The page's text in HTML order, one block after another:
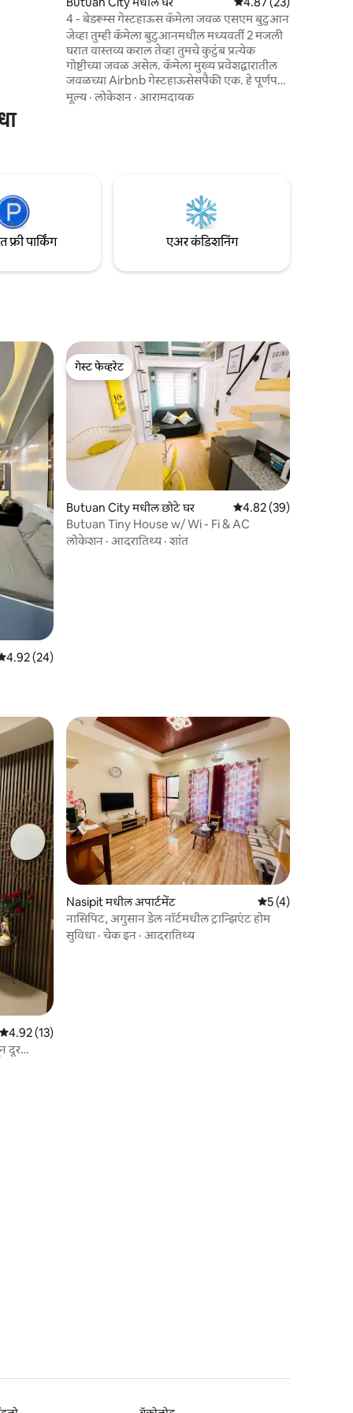
4 - बेडरूम्स गेस्टहाऊस कॅमेला जवळ एसएम बुटुआन
जेव्हा तुम्ही कॅमेला बुटुआनमधील मध्यवर्ती 2 मजली
घरात वास्तव्य कराल तेव्हा तुमचे कुटुंब प्रत्येक
गोष्टीच्या जवळ असेल. कॅमेला मुख्य प्रवेशद्वारातील
जवळच्या Airbnb गेस्टहाऊसेसपैकी एक. हे पूर्णपणे
वातानुकूलित बेडरूम्स, जलद वायफाय कनेक्शनसह
मूल्य·लोकेशन · आरामदायक
फ्री पार्किंग एअर कंडिशनिंग
पैकी 4.92 सरासरी रेटिंग, 24 रिव्ह्यूज
4.92 (24)
गेस्ट फेव्हरेट
गेस्ट फेव्हरेट
Butuan City मधील छोटे घर 5 पैकी 4.82 सरासरी रेटिंग,
4.82 (39)
Butuan Tiny House w/ Wi - Fi & AC
लोकेशन · आदरातिथ्य·शांत
5 पैकी 4.92 सरासरी रेटिंग, 13 रिव्ह्यूज
4.92 (13)
दूर
Nasipit मधील अपार्टमेंट 5 पैकी 5 सरासरी
5 (4)
नासिपिट, अगुसान डेल नॉर्टमधील ट्रान्झिएंट होम
सुविधा ·चेक इन · आदरातिथ्य